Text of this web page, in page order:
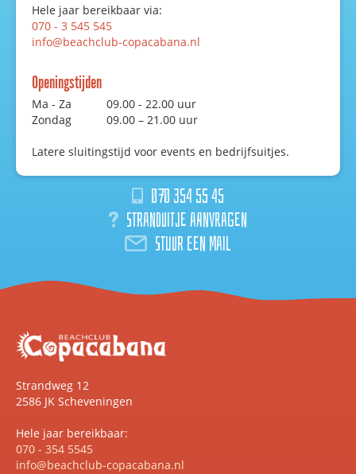
Hele jaar bereikbaar via:
070 - 3 545 545
info@beachclub-copacabana.nl
Openingstijden
Ma - Za
09.00 - 22.00 uur
Zondag
09.00 – 21.00 uur
Latere sluitingstijd voor events en bedrijfsuitjes.
070 354 55 45
Stranduitje aanvragen
Stuur een mail
Strandweg 12
2586 JK Scheveningen
Hele jaar bereikbaar:
070 - 354 5545
info@beachclub-copacabana.nl